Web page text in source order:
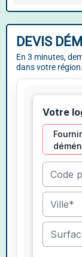
DEVIS
En 3 minutes,
dans votre